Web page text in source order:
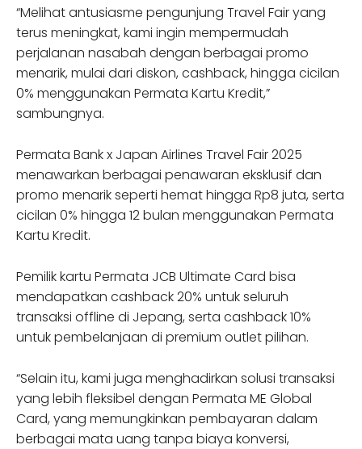
“Melihat antusiasme pengunjung Travel Fair yang
terus meningkat, kami ingin mempermudah
perjalanan nasabah dengan berbagai promo
menarik, mulai dari diskon, cashback, hingga cicilan
0% menggunakan Permata Kartu Kredit,”
sambungnya.
Permata Bank x Japan Airlines Travel Fair 2025
menawarkan berbagai penawaran eksklusif dan
promo menarik seperti hemat hingga Rp8 juta, serta
cicilan 0% hingga 12 bulan menggunakan Permata
Kartu Kredit.
Pemilik kartu Permata JCB Ultimate Card bisa
mendapatkan cashback 20% untuk seluruh
transaksi offline di Jepang, serta cashback 10%
untuk pembelanjaan di premium outlet pilihan.
“Selain itu, kami juga menghadirkan solusi transaksi
yang lebih fleksibel dengan Permata ME Global
Card, yang memungkinkan pembayaran dalam
berbagai mata uang tanpa biaya konversi,